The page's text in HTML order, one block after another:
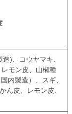
)、コウヤマキ、
モン皮、山椒種
内製造）、スギ、
ん皮、レモン皮、